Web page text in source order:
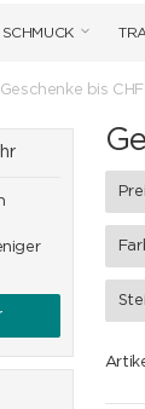
SCHMUCK
Geschenke bis